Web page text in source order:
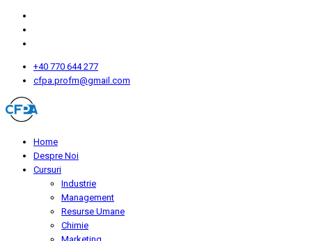
+40 770 644 277
cfpa.profm@gmail.com
Home
Despre Noi
Cursuri
Industrie
Management
Resurse Umane
Chimie